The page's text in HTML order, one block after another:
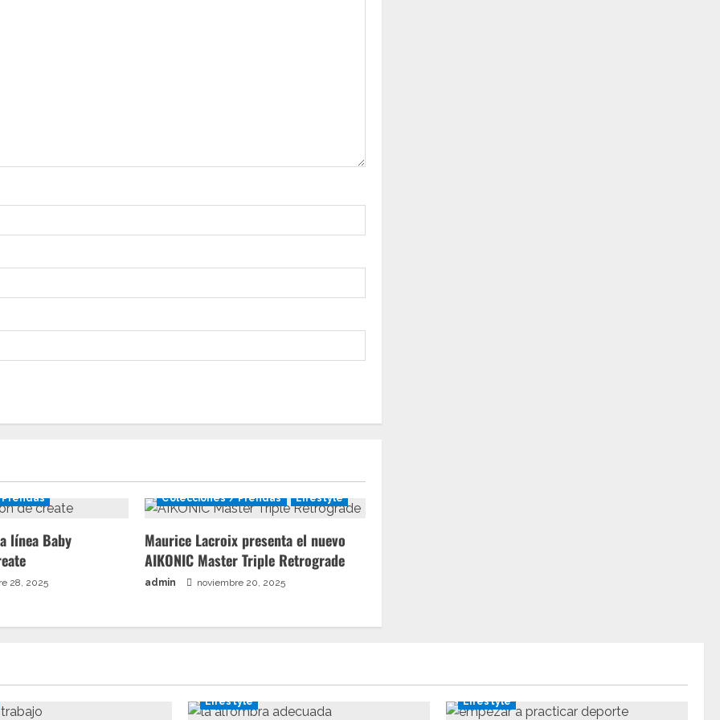
línea Baby
28, 2025
Colecciones / Prendas Lifestyle
Maurice Lacroix presenta el nuevo
AIKONIC Master Triple Retrograde
admin noviembre 20, 2025
Lifestyle Lifestyle